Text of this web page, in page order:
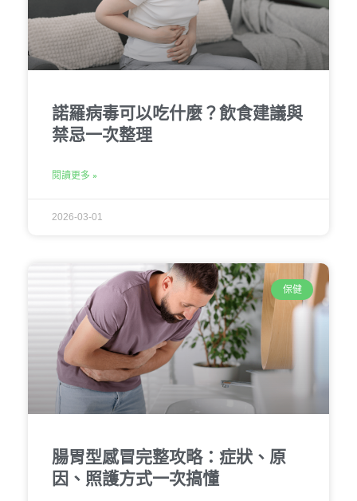
諾羅病毒可以吃什麼？飲食建議與
禁忌一次整理
閱讀更多 »
2026-03-01
保健
腸胃型感冒完整攻略：症狀、原
因、照護方式一次搞懂